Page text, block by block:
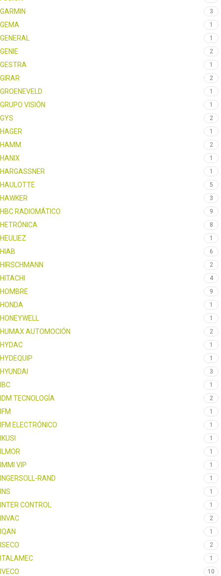
GARMIN 3
GEMA 1
GENERAL 1
GENIE 2
GESTRA 1
GIRAR 2
GROENEVELD 1
GRUPO VISIÓN 1
GYS 2
HAGER 1
HAMM 2
HANIX 1
HARGASSNER 1
HAULOTTE 5
HAWKER 3
HBC RADIOMÁTICO 9
HETRÓNICA 8
HEULIEZ 1
HIAB 6
HIRSCHMANN 2
HITACHI 4
HOMBRE 9
HONDA 1
HONEYWELL 1
HUMAX AUTOMOCIÓN 2
HYDAC 1
HYDEQUIP 1
HYUNDAI 3
IBC 1
IDM TECNOLOGÍA 2
IFM 1
IFM ELECTRÓNICO 1
IKUSI 1
ILMOR 1
IMMI VIP 1
INGERSOLL-RAND 1
INS 1
INTER CONTROL 1
INVAC 2
IQAN 1
ISECO 2
ITALAMEC 1
IVECO 10